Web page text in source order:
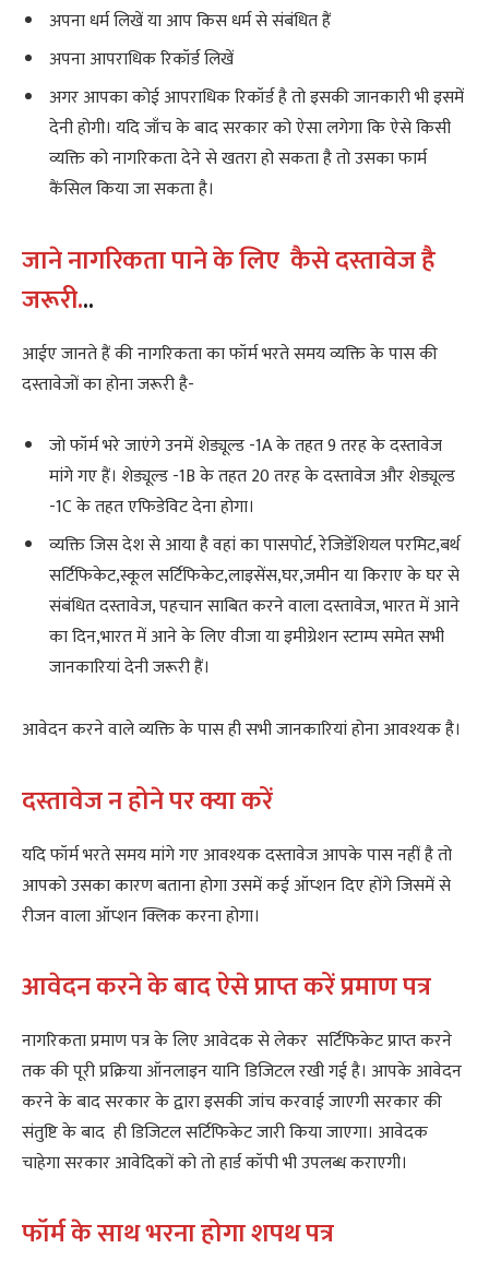
अपना धर्म लिखें या आप किस धर्म से संबंधित हैं
अपना आपराधिक रिकॉर्ड लिखें
अगर आपका कोई आपराधिक रिकॉर्ड है तो इसकी जानकारी भी इसमें
देनी होगी। यदि जाँच के बाद सरकार को ऐसा लगेगा कि ऐसे किसी
व्यक्ति को नागरिकता देने से खतरा हो सकता है तो उसका फार्म
कैंसिल किया जा सकता है।
जाने नागरिकता पाने के लिए कैसे दस्तावेज है
जरूरी...
आईए जानते हैं की नागरिकता का फॉर्म भरते समय व्यक्ति के पास की
दस्तावेजों का होना जरूरी है-
जो फॉर्म भरे जाएंगे उनमें शेड्यूल्ड -1A के तहत 9 तरह के दस्तावेज
मांगे गए हैं। शेड्यूल्ड -1B के तहत 20 तरह के दस्तावेज और शेड्यूल्ड
-1C के तहत एफिडेविट देना होगा।
व्यक्ति जिस देश से आया है वहां का पासपोर्ट, रेजिडेंशियल परमिट,बर्थ
सर्टिफिकेट,स्कूल सर्टिफिकेट,लाइसेंस,घर,जमीन या किराए के घर से
संबंधित दस्तावेज, पहचान साबित करने वाला दस्तावेज, भारत में आने
का दिन,भारत में आने के लिए वीजा या इमीग्रेशन स्टाम्प समेत सभी
जानकारियां देनी जरूरी हैं।
आवेदन करने वाले व्यक्ति के पास ही सभी जानकारियां होना आवश्यक है।
दस्तावेज न होने पर क्या करें
यदि फॉर्म भरते समय मांगे गए आवश्यक दस्तावेज आपके पास नहीं है तो
आपको उसका कारण बताना होगा उसमें कई ऑप्शन दिए होंगे जिसमें से
रीजन वाला ऑप्शन क्लिक करना होगा।
आवेदन करने के बाद ऐसे प्राप्त करें प्रमाण पत्र
नागरिकता प्रमाण पत्र के लिए आवेदक से लेकर सर्टिफिकेट प्राप्त करने
तक की पूरी प्रक्रिया ऑनलाइन यानि डिजिटल रखी गई है। आपके आवेदन
करने के बाद सरकार के द्वारा इसकी जांच करवाई जाएगी सरकार की
संतुष्टि के बाद ही डिजिटल सर्टिफिकेट जारी किया जाएगा। आवेदक
चाहेगा सरकार आवेदिकों को तो हार्ड कॉपी भी उपलब्ध कराएगी।
फॉर्म के साथभरना होगा शपथ पत्र